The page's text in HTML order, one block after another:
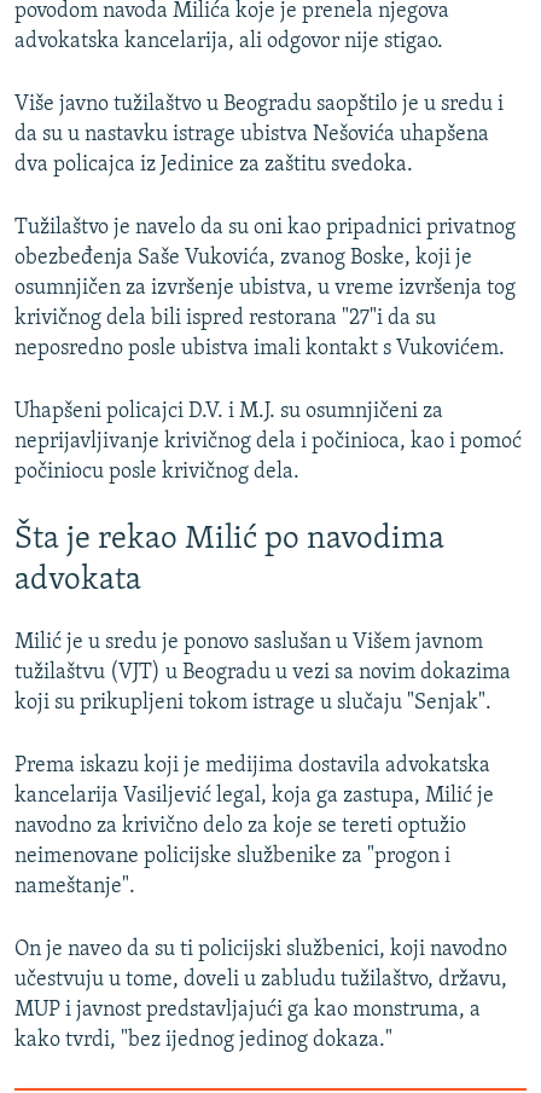
povodom navoda Milića koje je prenela njegova
advokatska kancelarija, ali odgovor nije stigao.
Više javno tužilaštvo u Beogradu saopštilo je u sredu i
da su u nastavku istrage ubistva Nešovića uhapšena
dva policajca iz Jedinice za zaštitu svedoka.
Tužilaštvo je navelo da su oni kao pripadnici privatnog
obezbeđenja Saše Vukovića, zvanog Boske, koji je
osumnjičen za izvršenje ubistva, u vreme izvršenja tog
krivičnog dela bili ispred restorana "27"i da su
neposredno posle ubistva imali kontakt s Vukovićem.
Uhapšeni policajci D.V. i M.J. su osumnjičeni za
neprijavljivanje krivičnog dela i počinioca, kao i pomoć
počiniocu posle krivičnog dela.
Šta je rekao Milić po navodima
advokata
Milić je u sredu je ponovo saslušan u Višem javnom
tužilaštvu (VJT) u Beogradu u vezi sa novim dokazima
koji su prikupljeni tokom istrage u slučaju "Senjak".
Prema iskazu koji je medijima dostavila advokatska
kancelarija Vasiljević legal, koja ga zastupa, Milić je
navodno za krivično delo za koje se tereti optužio
neimenovane policijske službenike za "progon i
nameštanje".
On je naveo da su ti policijski službenici, koji navodno
učestvuju u tome, doveli u zabludu tužilaštvo, državu,
MUP i javnost predstavljajući ga kao monstruma, a
kako tvrdi, "bez ijednog jedinog dokaza."